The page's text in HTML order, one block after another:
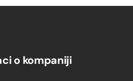
o kompaniji